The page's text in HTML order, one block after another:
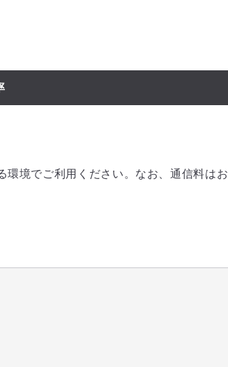
境でご利用ください。なお、通信料は